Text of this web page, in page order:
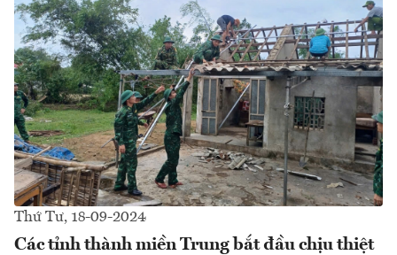
Thứ Tư, 18-09-2024
Các tỉnh thành miền Trung bắt đầu chịu thiệt